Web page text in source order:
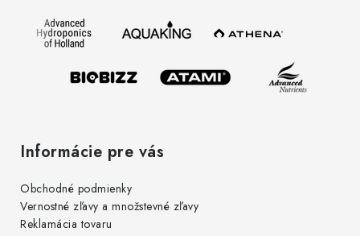
Informácie pre vás
Obchodné podmienky
Vernostné zľavy a množstevné zľavy
Reklamácia tovaru